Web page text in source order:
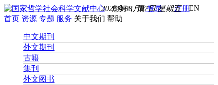
您好， 请登录 注册EN
2026年08月07日 星期五
首页 资源 专题 服务 关于我们 帮助
中文期刊
外文期刊
古籍
集刊
外文图书